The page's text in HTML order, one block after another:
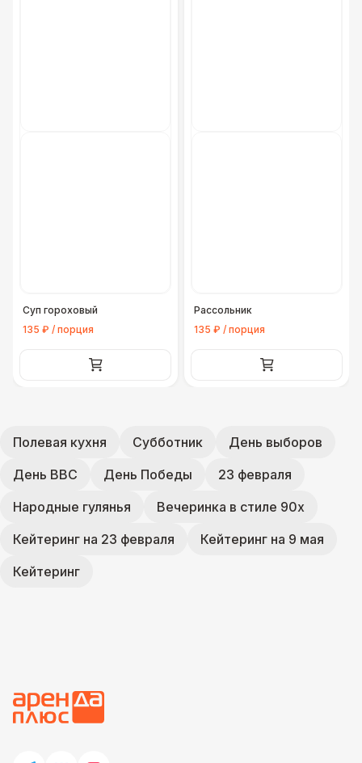
Суп гороховый
135 ₽ / порция
Рассольник
135 ₽ / порция
Полевая кухня Субботник
День выборов
День ВВС
День Победы
23 февраля
Народные гулянья
Вечеринка в стиле 90х
Кейтеринг на 23 февраля
Кейтеринг на 9 мая
Кейтеринг